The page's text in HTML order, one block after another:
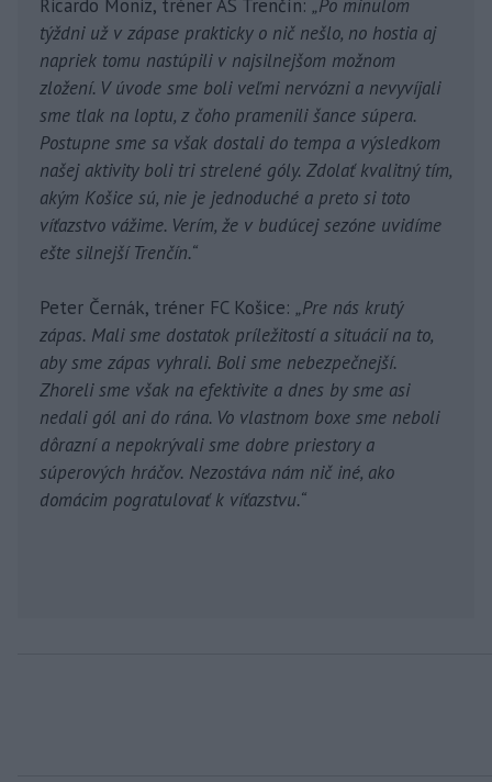
Ricardo Moniz, tréner AS Trenčín: „Po minulom
týždni už v zápase prakticky o nič nešlo, no hostia aj
napriek tomu nastúpili v najsilnejšom možnom
zložení. V úvode sme boli veľmi nervózni a nevyvíjali
sme tlak na loptu, z čoho pramenili šance súpera.
Postupne sme sa však dostali do tempa a výsledkom
našej aktivity boli tri strelené góly. Zdolať kvalitný tím,
akým Košice sú, nie je jednoduché a preto si toto
víťazstvo vážime. Verím, že v budúcej sezóne uvidíme
ešte silnejší Trenčín.“
Peter Černák, tréner FC Košice: „Pre nás krutý
zápas. Mali sme dostatok príležitostí a situácií na to,
aby sme zápas vyhrali. Boli sme nebezpečnejší.
Zhoreli sme však na efektivite a dnes by sme asi
nedali gól ani do rána. Vo vlastnom boxe sme neboli
dôrazní a nepokrývali sme dobre priestory a
súperových hráčov. Nezostáva nám nič iné, ako
domácim pogratulovať k víťazstvu.“